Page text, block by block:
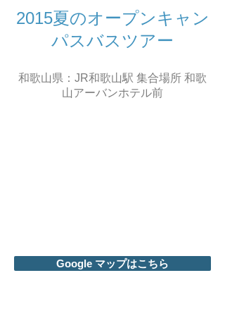
2015夏のオープンキャン
パスバスツアー
和歌山県：JR和歌山駅 集合場所 和歌
山アーバンホテル前
Google マップはこちら